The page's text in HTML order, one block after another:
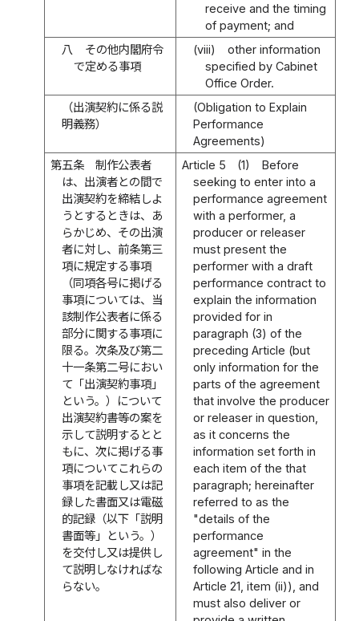
receive and the timing
of payment; and
八
その他内閣府令
で定める事項
(viii)
other information
specified by Cabinet
Office Order.
（出演契約に係る説
明義務）
(Obligation to Explain
Performance
Agreements)
第五条
制作公表者
は、出演者との間で
出演契約を締結しよ
うとするときは、あ
らかじめ、その出演
者に対し、前条第三
項に規定する事項
（同項各号に掲げる
事項については、当
該制作公表者に係る
部分に関する事項に
限る。次条及び第二
十一条第二号におい
て「出演契約事項」
という。）について
出演契約書等の案を
示して説明するとと
もに、次に掲げる事
項についてこれらの
事項を記載し又は記
録した書面又は電磁
的記録（以下「説明
書面等」という。）
を交付し又は提供し
て説明しなければな
らない。
Article 5 (1)
Before
seeking to enter into a
performance agreement
with a performer, a
producer or releaser
must present the
performer with a draft
performance contract to
explain the information
provided for in
paragraph (3) of the
preceding Article (but
only information for the
parts of the agreement
that involve the producer
or releaser in question,
as it concerns the
information set forth in
each item of the that
paragraph; hereinafter
referred to as the
"details of the
performance
agreement" in the
following Article and in
Article 21, item (ii)), and
must also deliver or